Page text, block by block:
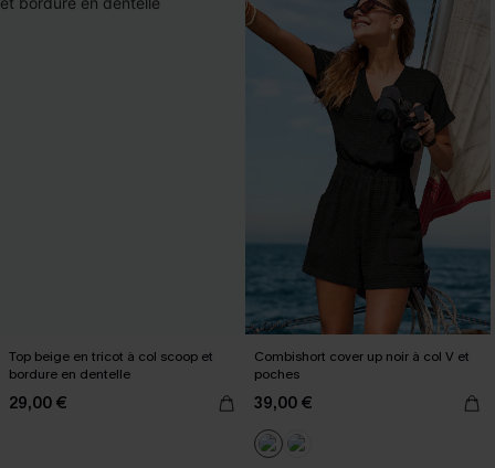
Top beige en tricot à col scoop et
bordure en dentelle
29,00 €
Combishort cover up noir à col V et
poches
39,00 €